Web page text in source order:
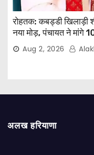
रोहतक: कबड्डी खिलाड़ी
नया मोड़, पंचायत ने मांगे
Aug 2, 2026
अलख हरियाणा